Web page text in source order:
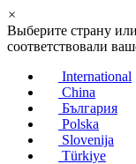
×
Выберите страну
соответствовали
International
China
България
Polska
Slovenija
Türkiye